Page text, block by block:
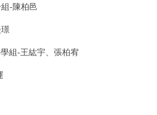
-陳柏邑
組-王紘宇、張柏宥